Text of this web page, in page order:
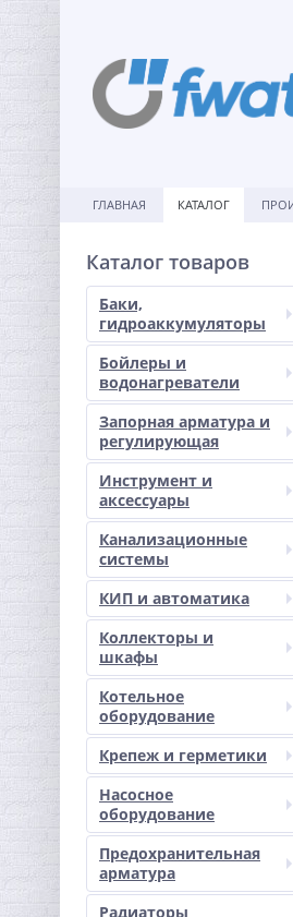
ГЛАВНАЯ КАТАЛОГ
Каталог товаров
Баки,
гидроаккумуляторы
Бойлеры и
водонагреватели
Запорная арматура и
регулирующая
Инструмент и
аксессуары
Канализационные
системы
КИП и автоматика
Коллекторы и
шкафы
Котельное
оборудование
Крепеж и герметики
Насосное
оборудование
Предохранительная
арматура
Радиаторы